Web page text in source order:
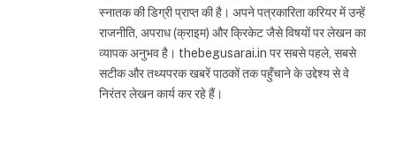
स्नातक की डिग्री प्राप्त की है। अपने पत्रकारिता करियर में उन्हें
राजनीति, अपराध (क्राइम) और क्रिकेट जैसे विषयों पर लेखन का
व्यापक अनुभव है। thebegusarai.in पर सबसे पहले, सबसे
सटीक और तथ्यपरक खबरें पाठकों तक पहुँचाने के उद्देश्य से वे
निरंतर लेखन कार्य कर रहे हैं।